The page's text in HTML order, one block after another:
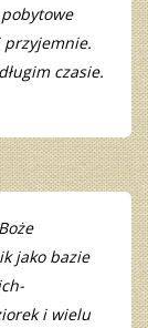
przyjemnie.
czasie.
jako bazie
i wielu